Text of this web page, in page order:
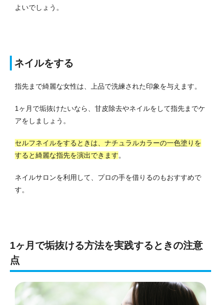
よいでしょう。
ネイルをする
指先まで綺麗な女性は、上品で洗練された印象を与えます。
1ヶ月で垢抜けたいなら、甘皮除去やネイルをして指先までケ
アをしましょう。
セルフネイルをするときは、ナチュラルカラーの一色塗りを
すると綺麗な指先を演出できます。
ネイルサロンを利用して、プロの手を借りるのもおすすめで
す。
1ヶ月で垢抜ける方法を実践するときの注意
点